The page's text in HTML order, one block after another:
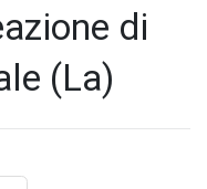
di
(La)